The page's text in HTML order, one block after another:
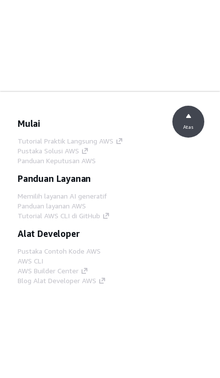
Mulai
Tutorial Praktik Langsung AWS
Pustaka Solusi AWS
Panduan Keputusan AWS
Panduan Layanan
Memilih layanan AI generatif
Panduan layanan AWS
Tutorial AWS CLI di GitHub
Alat Developer
Pustaka Contoh Kode AWS
AWS CLI
AWS Builder Center
Blog Alat Developer AWS
Atas